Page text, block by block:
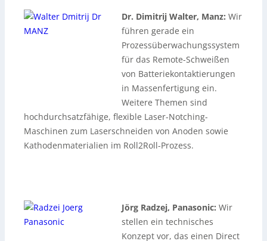
Dr. Dimitrij Walter, Manz: Wir
führen gerade ein
Prozessüberwachungssystem
für das Remote-Schweißen
von Batteriekontaktierungen
in Massenfertigung ein.
Weitere Themen sind
hochdurchsatzfähige, flexible Laser-Notching-
Maschinen zum Laserschneiden von Anoden sowie
Kathodenmaterialien im Roll2Roll-Prozess.
Jörg Radzej, Panasonic: Wir
stellen ein technisches
Konzept vor, das einen Direct